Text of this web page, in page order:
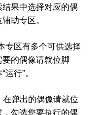
果中选择对应的偶
助专区。
专区有多个可供选择
的偶像请就位脚
“运行”。
在弹出的偶像请就位
勾选您要执行的偶